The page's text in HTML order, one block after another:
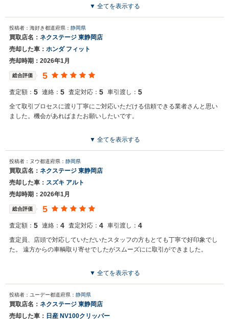
▼ 全てを表示する
投稿者：海好き都道府県： 静岡県
買取店名： ネクステージ 東静岡店
売却した車： ホンダ フィット
売却時期：2026年1月
総合評価 5
査定額： 5 連絡： 5 査定対応： 5 車引渡し： 5
全て取引プロセスに渡り丁寧にご対応いただける信頼できる業者さんと思い
ました。機会があればまたお願いしたいです。
▼ 全てを表示する
投稿者：ヌウ都道府県： 静岡県
買取店名： ネクステージ 東静岡店
売却した車： スズキ アルト
売却時期：2026年1月
総合評価 5
査定額： 5 連絡： 4 査定対応： 4 車引渡し： 4
査定員、店頭で対応していただいたスタッフの方もとても丁寧で好印象でし
た。 遠方からの車輌取り寄せでしたがスムーズにに取引ができました。
▼ 全てを表示する
投稿者：ユーデー都道府県： 静岡県
買取店名： ネクステージ 東静岡店
売却した車： 日産 NV100クリッパー